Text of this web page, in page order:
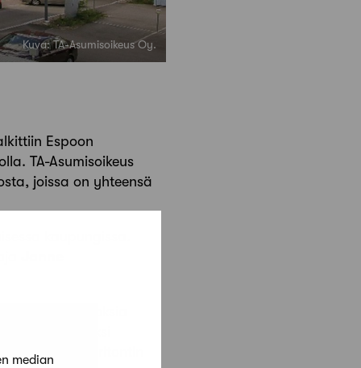
median
Kuva: TA-Asumisoikeus Oy.
Espoon
TA-Asumisoikeus
joissa on yhteensä
kaupungissa.
Kerroksia
muassa kaksi
naapuritontin